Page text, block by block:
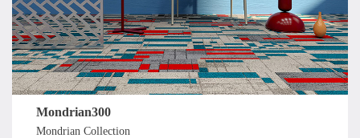
Mondrian300
Mondrian Collection